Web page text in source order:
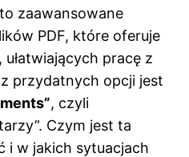
to zaawansowane
PDF, które oferuje
pracę z
przydatnych opcji jest
, czyli
Czym jest ta
i w jakich sytuacjach